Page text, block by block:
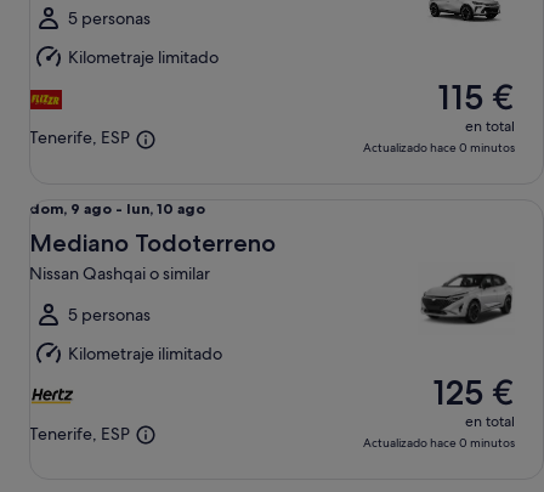
al
lun,
10
ago
5 personas
Kilometraje limitado
Tenerife, ESP
115 €
en total
Actualizado hace 0 minutos
Del
dom,
9
ago
al
lun,
10
ago
dom, 9 ago - lun, 10 ago
Mediano Todoterreno
Nissan Qashqai o similar
5 personas
Kilometraje ilimitado
Tenerife, ESP
125 €
en total
Actualizado hace 0 minutos